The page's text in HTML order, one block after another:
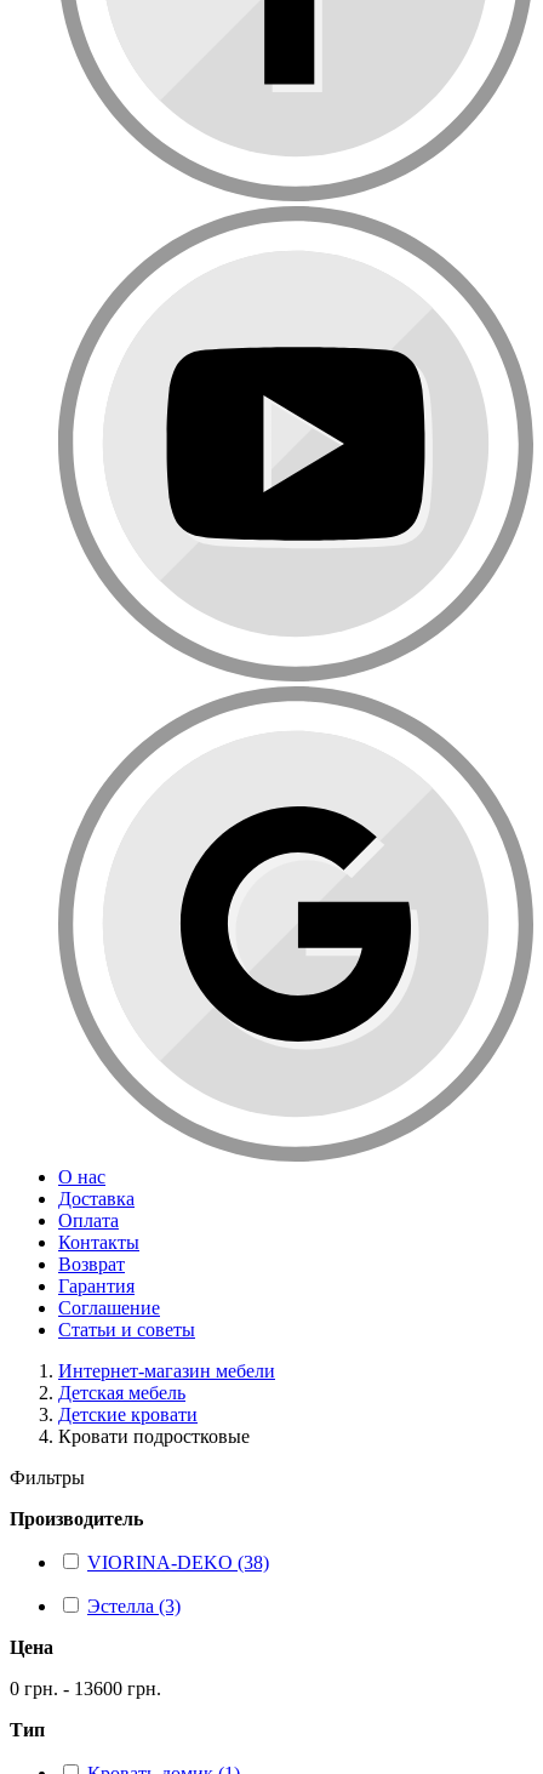
О нас
Доставка
Оплата
Контакты
Возврат
Гарантия
Соглашение
Статьи и советы
Интернет-магазин мебели
Детская мебель
Детские кровати
Кровати подростковые
Фильтры
Производитель
VIORINA-DEKO (38)
Эстелла (3)
Цена
0 грн. - 13600 грн.
Тип